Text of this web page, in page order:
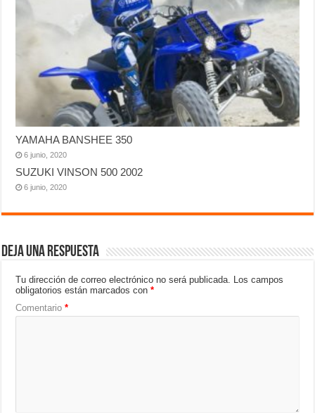
YAMAHA BANSHEE 350
6 junio, 2020
SUZUKI VINSON 500 2002
6 junio, 2020
Deja una respuesta
Tu dirección de correo electrónico no será publicada. Los campos
obligatorios están marcados con*
Comentario*